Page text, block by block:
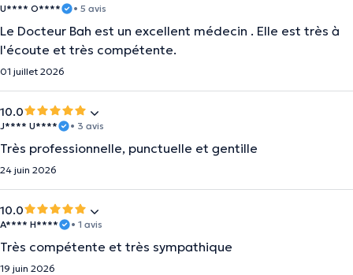
U**** O**** • 5 avis
Le Docteur Bah est un excellent médecin . Elle est très à
l'écoute et très compétente.
01 juillet 2026
10.0
J**** U**** • 3 avis
Très professionnelle, punctuelle et gentille
24 juin 2026
10.0
A**** H**** • 1 avis
Très compétente et très sympathique
19 juin 2026